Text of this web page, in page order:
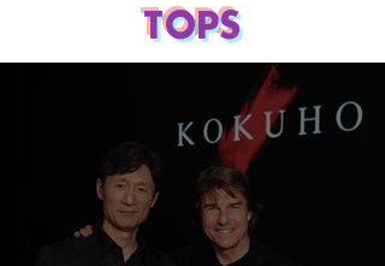
TOPS